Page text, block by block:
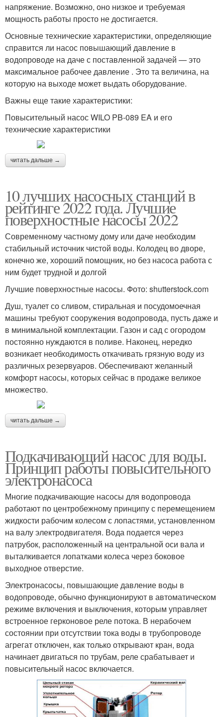
напряжение. Возможно, оно низкое и требуемая
мощность работы просто не достигается.
Основные технические характеристики, определяющие
справится ли насос повышающий давление в
водопроводе на даче с поставленной задачей — это
максимальное рабочее давление . Это та величина, на
которую на выходе может выдать оборудование.
Важны еще такие характеристики:
Повысительный насос WILO PB-089 EA и его
технические характеристики
читать дальше →
10 лучших насосных станций в
рейтинге 2022 года. Лучшие
поверхностные насосы 2022
Современному частному дому или даче необходим
стабильный источник чистой воды. Колодец во дворе,
конечно же, хороший помощник, но без насоса работа с
ним будет трудной и долгой
Лучшие поверхностные насосы. Фото: shutterstock.com
Душ, туалет со сливом, стиральная и посудомоечная
машины требуют сооружения водопровода, пусть даже и
в минимальной комплектации. Газон и сад с огородом
постоянно нуждаются в поливе. Наконец, нередко
возникает необходимость откачивать грязную воду из
различных резервуаров. Обеспечивают желанный
комфорт насосы, которых сейчас в продаже великое
множество.
читать дальше →
Подкачивающий насос для воды.
Принцип работы повысительного
электронасоса
Многие подкачивающие насосы для водопровода
работают по центробежному принципу с перемещением
жидкости рабочим колесом с лопастями, установленном
на валу электродвигателя. Вода подается через
патрубок, расположенный на центральной оси вала и
выталкивается лопатками колеса через боковое
выходное отверстие.
Электронасосы, повышающие давление воды в
водопроводе, обычно функционируют в автоматическом
режиме включения и выключения, которым управляет
встроенное герконовое реле потока. В нерабочем
состоянии при отсутствии тока воды в трубопроводе
агрегат отключен, как только открывают кран, вода
начинает двигаться по трубам, реле срабатывает и
повысительный насос включается.